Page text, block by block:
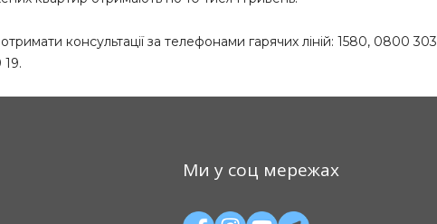
консультації за телефонами гарячих ліній: 1580, 0800 303
Ми у соц мережах